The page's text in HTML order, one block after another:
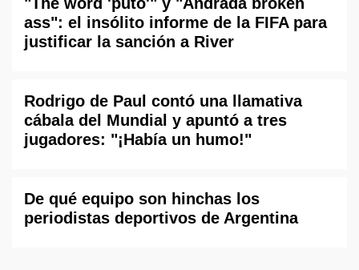
ass": el insólito informe de la FIFA para
justificar la sanción a River
Rodrigo de Paul contó una llamativa
cábala del Mundial y apuntó a tres
jugadores: "¡Había un humo!"
De qué equipo son hinchas los
periodistas deportivos de Argentina